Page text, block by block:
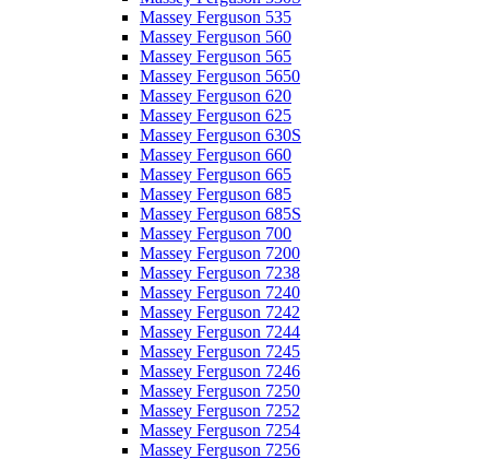
Massey Ferguson 535
Massey Ferguson 560
Massey Ferguson 565
Massey Ferguson 5650
Massey Ferguson 620
Massey Ferguson 625
Massey Ferguson 630S
Massey Ferguson 660
Massey Ferguson 665
Massey Ferguson 685
Massey Ferguson 685S
Massey Ferguson 700
Massey Ferguson 7200
Massey Ferguson 7238
Massey Ferguson 7240
Massey Ferguson 7242
Massey Ferguson 7244
Massey Ferguson 7245
Massey Ferguson 7246
Massey Ferguson 7250
Massey Ferguson 7252
Massey Ferguson 7254
Massey Ferguson 7256